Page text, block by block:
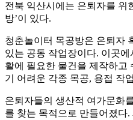
전북 익산시에는 은퇴자를 위
방’이 있다.
청춘놀이터 목공방은 은퇴자
있는 공동 작업장이다. 이곳
활에 필요한 물건을 제작하고
기 어려운 각종 목공, 용접 작
은퇴자들의 생산적 여가문화
를 찾는 목적으로 만들어졌다